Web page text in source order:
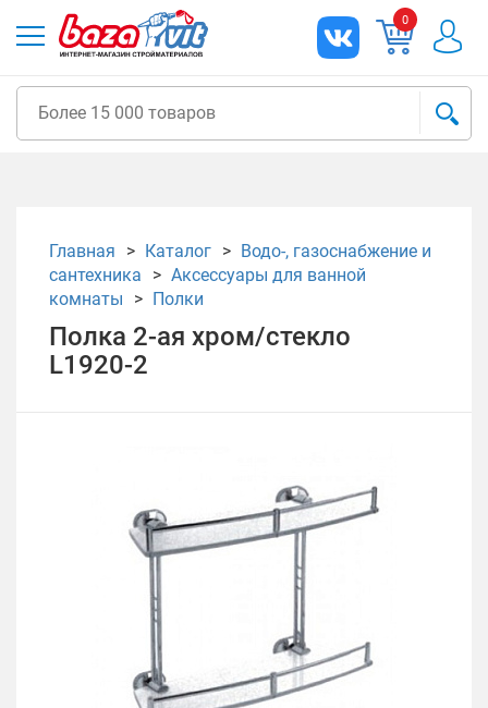
0
Главная Каталог
Водо-, газоснабжение и
сантехника
Аксессуары для ванной
комнаты
Полки
Полка 2-ая хром/стекло
L1920-2